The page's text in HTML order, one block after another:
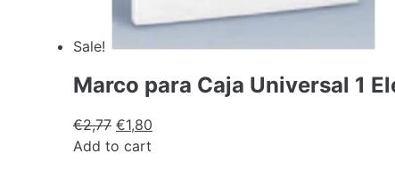
Sale!
Marco para Caja Universal 1
€2,77 €1,80
Add to cart